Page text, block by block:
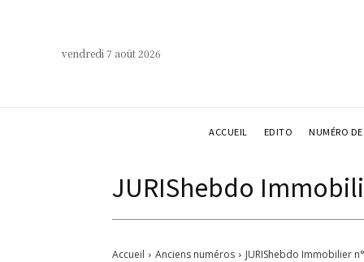
vendredi 7 août 2026
ACCUEIL EDITO NUMÉRO
JURIShebdo
Accueil Anciens numéros JURIShebdo Immobilier